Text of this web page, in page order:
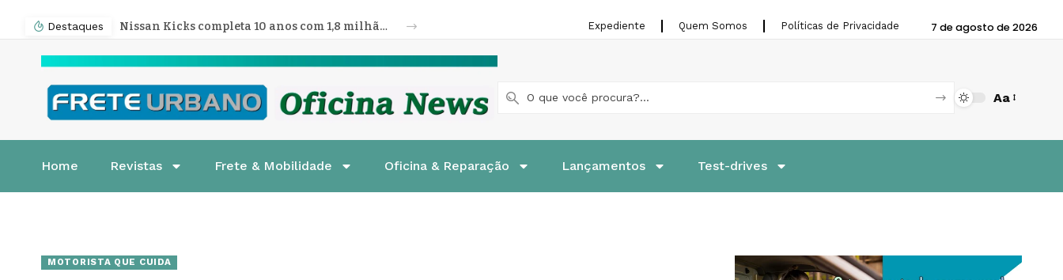
Destaques Nissan Kicks completa 10 anos com 1,8 milhão de unidades vendidas Expediente Quem Somos Políticas de Privacidade 7 de agosto de 2026
Aa
Home Revistas Frete & Mobilidade Oficina & Reparação Lançamentos Test-drives
MOTORISTA QUE CUIDA